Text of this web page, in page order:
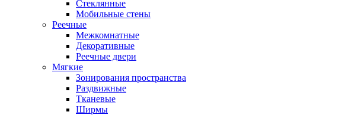
Стеклянные
Мобильные стены
Реечные
Межкомнатные
Декоративные
Реечные двери
Мягкие
Зонирования пространства
Раздвижные
Тканевые
Ширмы